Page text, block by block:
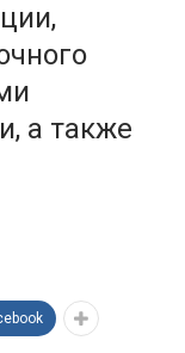
а также